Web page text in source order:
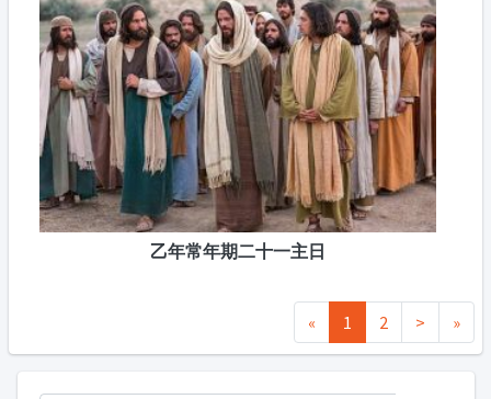
乙年常年期二十一主日
« 1 2 > »